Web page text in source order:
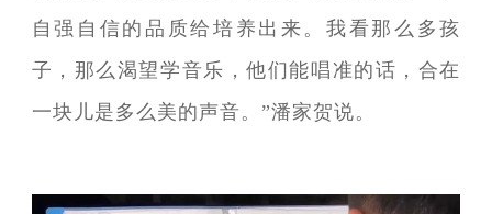
自强自信的品质给培养出来。我看那么多孩
子，那么渴望学音乐，他们能唱准的话，合在
一块儿是多么美的声音。”潘家贺说。